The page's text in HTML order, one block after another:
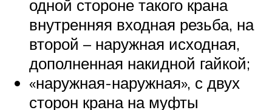
одной стороне такого крана
внутренняя входная резьба, на
второй – наружная исходная,
дополненная накидной гайкой;
«наружная-наружная», с двух
сторон крана на муфты